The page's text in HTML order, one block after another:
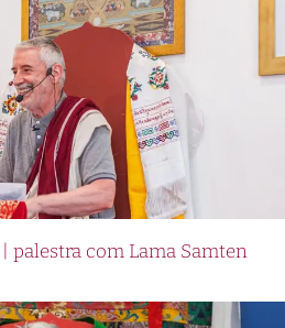
palestra com Lama Samten